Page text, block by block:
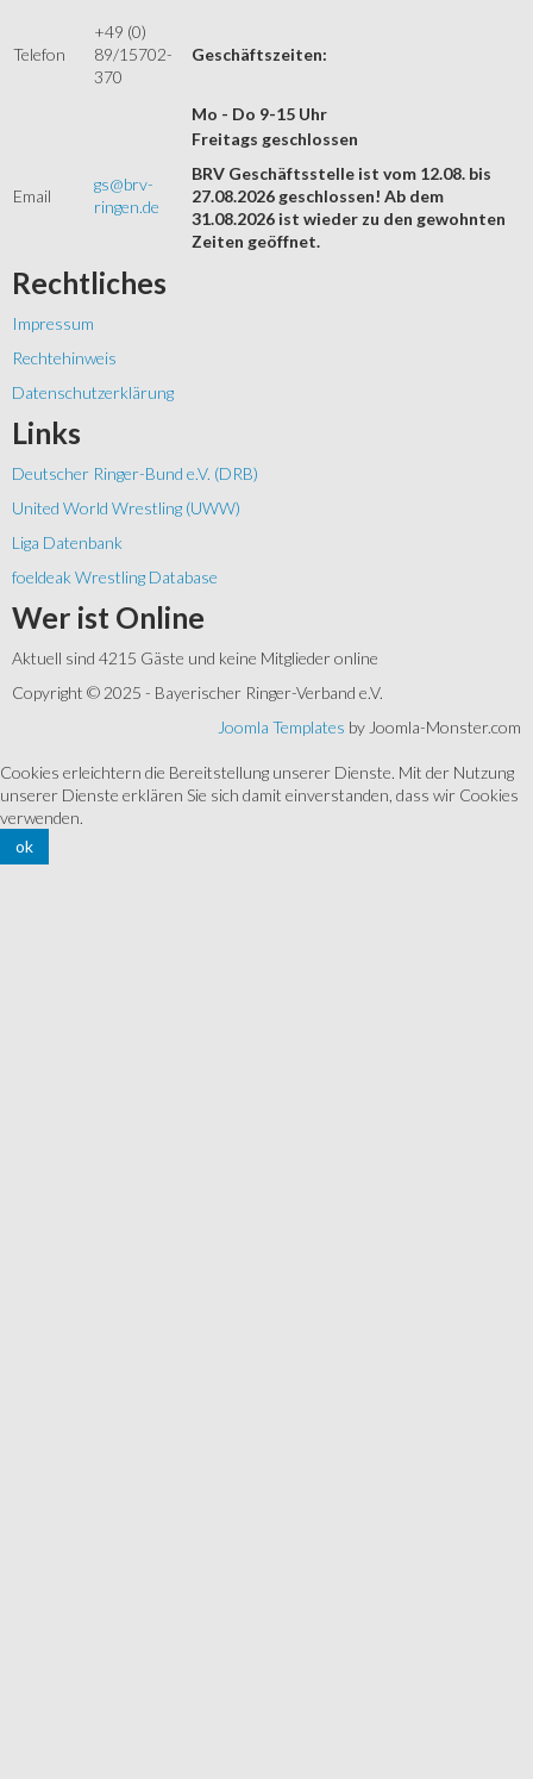
Telefon
+49 (0)
89/15702-
370
Geschäftszeiten:
Mo - Do 9-15 Uhr
Email
gs@brv-
ringen.de
Freitags geschlossen
BRV Geschäftsstelle ist vom 12.08. bis
27.08.2026 geschlossen! Ab dem
31.08.2026 ist wieder zu den gewohnten
Zeiten geöffnet.
Rechtliches
Impressum
Rechtehinweis
Datenschutzerklärung
Links
Deutscher Ringer-Bund e.V. (DRB)
United World Wrestling (UWW)
Liga Datenbank
foeldeak Wrestling Database
Wer ist Online
Aktuell sind 4215 Gäste und keine Mitglieder online
Copyright © 2025 - Bayerischer Ringer-Verband e.V.
Joomla Templates by Joomla-Monster.com
Cookies erleichtern die Bereitstellung unserer Dienste. Mit der Nutzung
unserer Dienste erklären Sie sich damit einverstanden, dass wir Cookies
verwenden.
ok